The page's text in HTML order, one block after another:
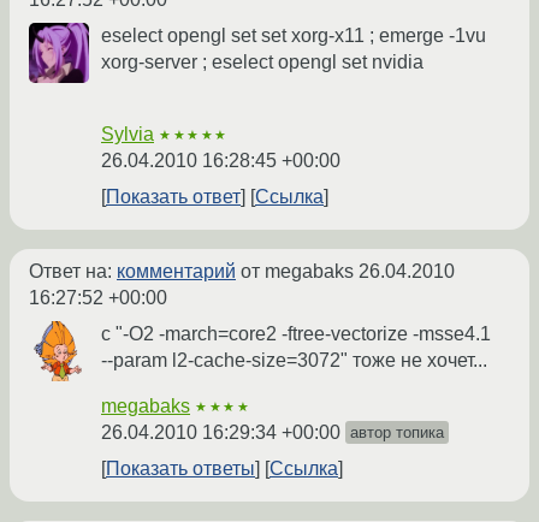
eselect opengl set set xorg-x11 ; emerge -1vu
xorg-server ; eselect opengl set nvidia
Sylvia ★★★★★
26.04.2010 16:28:45 +00:00
Показать ответ
Ссылка
Ответ на: комментарий от megabaks 26.04.2010
16:27:52 +00:00
с "-O2 -march=core2 -ftree-vectorize -msse4.1
--param l2-cache-size=3072" тоже не хочет...
megabaks ★★★★
26.04.2010 16:29:34 +00:00 автор топика
Показать ответы Ссылка